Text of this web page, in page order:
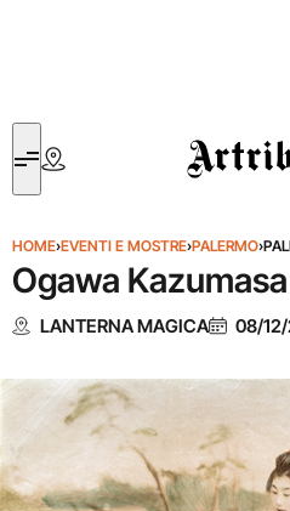
Artribune
HOME›EVENTI E MOSTRE›PALERMO›
Ogawa
LANTERNA MAGICA 08/12/